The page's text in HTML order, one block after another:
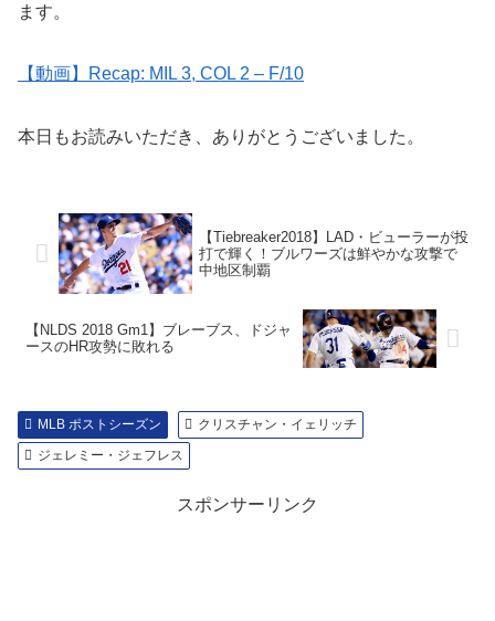
ます。
【動画】Recap: MIL 3, COL 2 – F/10
本日もお読みいただき、ありがとうございました。
【Tiebreaker2018】LAD・ビューラーが投
打で輝く！ブルワーズは鮮やかな攻撃で
中地区制覇
【NLDS 2018 Gm1】ブレーブス、ドジャ
ースのHR攻勢に敗れる
MLB ポストシーズン
クリスチャン・イェリッチ
ジェレミー・ジェフレス
スポンサーリンク